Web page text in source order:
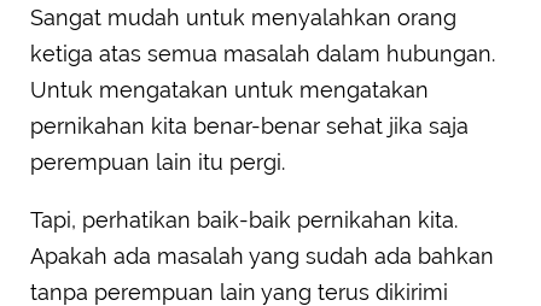
Sangat mudah untuk menyalahkan orang
ketiga atas semua masalah dalam hubungan.
Untuk mengatakan untuk mengatakan
pernikahan kita benar-benar sehat jika saja
perempuan lain itu pergi.
Tapi, perhatikan baik-baik pernikahan kita.
Apakah ada masalah yang sudah ada bahkan
tanpa perempuan lain yang terus dikirimi